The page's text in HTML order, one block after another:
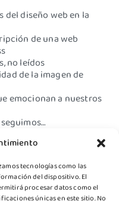
tecnologías como las
del dispositivo. El
procesar datos como el
únicas en este sitio. No
del diseño web en la
de una web
no leídos
de la imagen de
emocionan a nuestros
condiciones…está
no generará